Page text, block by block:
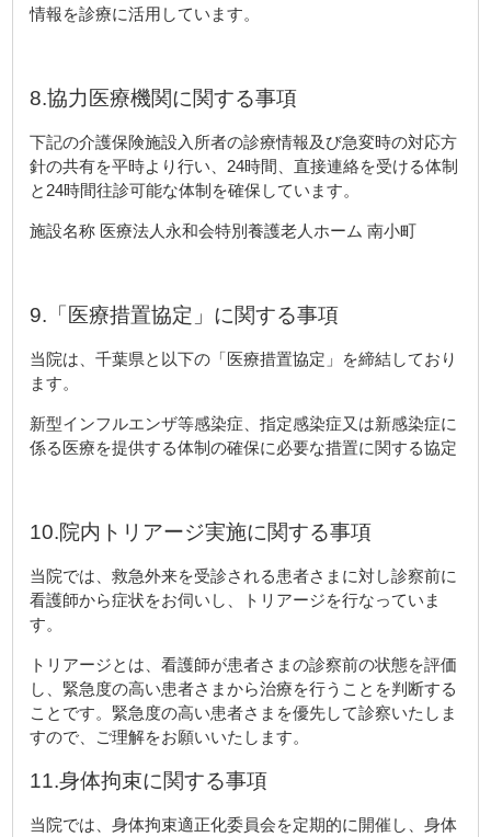
情報を診療に活用しています。
8.協力医療機関に関する事項
下記の介護保険施設入所者の診療情報及び急変時の対応方
針の共有を平時より行い、24時間、直接連絡を受ける体制
と24時間往診可能な体制を確保しています。
施設名称 医療法人永和会特別養護老人ホーム 南小町
9.「医療措置協定」に関する事項
当院は、千葉県と以下の「医療措置協定」を締結しており
ます。
新型インフルエンザ等感染症、指定感染症又は新感染症に
係る医療を提供する体制の確保に必要な措置に関する協定
10.院内トリアージ実施に関する事項
当院では、救急外来を受診される患者さまに対し診察前に
看護師から症状をお伺いし、トリアージを行なっていま
す。
トリアージとは、看護師が患者さまの診察前の状態を評価
し、緊急度の高い患者さまから治療を行うことを判断する
ことです。緊急度の高い患者さまを優先して診察いたしま
すので、ご理解をお願いいたします。
11.身体拘束に関する事項
当院では、身体拘束適正化委員会を定期的に開催し、身体